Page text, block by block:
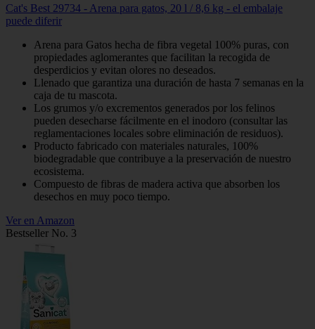
Cat's Best 29734 - Arena para gatos, 20 l / 8,6 kg - el embalaje
puede diferir
Arena para Gatos hecha de fibra vegetal 100% puras, con
propiedades aglomerantes que facilitan la recogida de
desperdicios y evitan olores no deseados.
Llenado que garantiza una duración de hasta 7 semanas en la
caja de tu mascota.
Los grumos y/o excrementos generados por los felinos
pueden desecharse fácilmente en el inodoro (consultar las
reglamentaciones locales sobre eliminación de residuos).
Producto fabricado con materiales naturales, 100%
biodegradable que contribuye a la preservación de nuestro
ecosistema.
Compuesto de fibras de madera activa que absorben los
desechos en muy poco tiempo.
Ver en Amazon
Bestseller No. 3